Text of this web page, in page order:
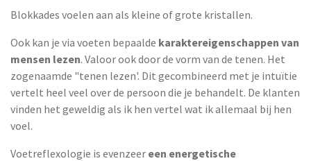
Blokkades voelen aan als kleine of grote kristallen.
Ook kan je via voeten bepaalde karaktereigenschappen van
mensen lezen. Valoor ook door de vorm van de tenen. Het
zogenaamde "tenen lezen'. Dit gecombineerd met je intuïtie
vertelt heel veel over de persoon die je behandelt. De klanten
vinden het geweldig als ik hen vertel wat ik allemaal bij hen
voel.
Voetreflexologie is evenzeer een energetische